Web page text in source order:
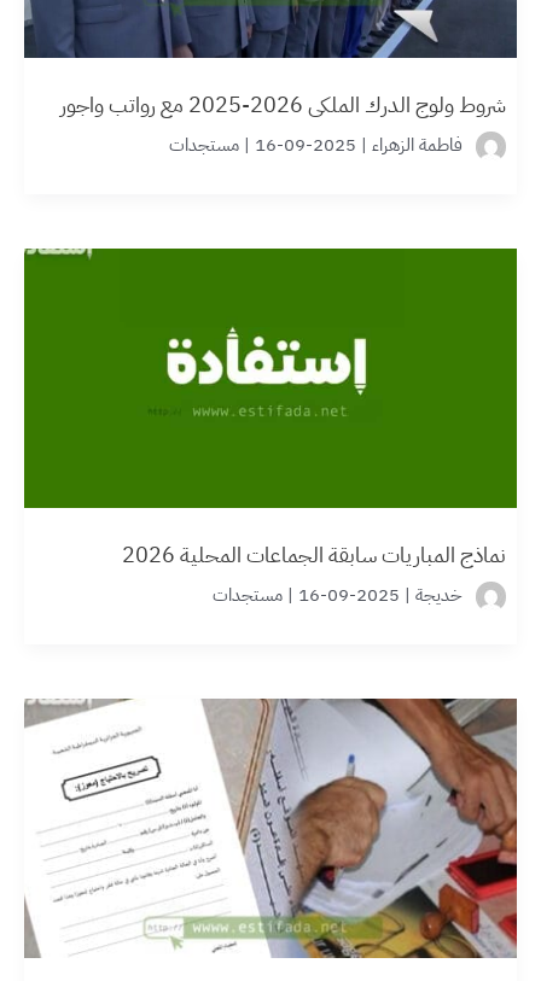
شروط ولوج الدرك الملكي 2026-2025 مع رواتب واجور
فاطمة الزهراء |
2025-09-16
|مستجدات
نماذج المباريات سابقة الجماعات المحلية 2026
خديجة |
2025-09-16
|مستجدات